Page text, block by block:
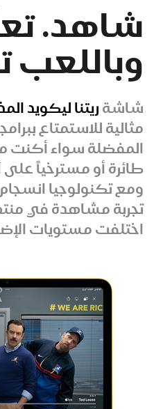
شاهد.
وباللعب
شاشة ريتنا ليكويد
مثالية للاستمتاع
المفضلة سواء أكنت
طائرة أو مسترخياً
ومع تكنولوجيا
تجربة مشاهدة في
اختلفت مستويات